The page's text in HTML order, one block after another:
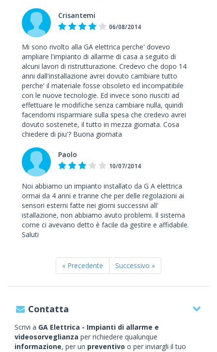
Crisantemi
06/08/2014
Mi sono rivolto alla GA elettrica perche' dovevo
ampliare l'impianto di allarme di casa a seguito di
alcuni lavori di ristrutturazione. Credevo che dopo 14
anni dall'installazione avrei dovuto cambiare tutto
perche' il materiale fosse obsoleto ed incompatibile
con le nuove tecnologie. Ed invece sono riusciti ad
effettuare le modifiche senza cambiare nulla, quindi
facendomi risparmiare sulla spesa che credevo avrei
dovuto sostenete, il tutto in mezza giornata. Cosa
chiedere di piu'? Buona giornata
Paolo
10/07/2014
Noi abbiamo un impianto installato da G A elettrica
ormai da 4 anni e tranne che per delle regolazioni ai
sensori esterni fatte nei giorni successivi all'
istallazione, non abbiamo avuto problemi. Il sistema
come ci avevano detto è facile da gestire e affidabile.
Saluti
« Precedente Successivo »
Contatta
Scrivi a GA Elettrica - Impianti di allarme e
videosorveglianza per richiedere qualunque
informazione, per un preventivo o per inviargli il tuo